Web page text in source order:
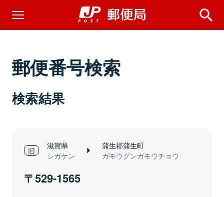
郵便番号検索
検索結果
滋賀県
シガケン
蒲生郡蒲生町
ガモウグンガモウチョウ
529-1565